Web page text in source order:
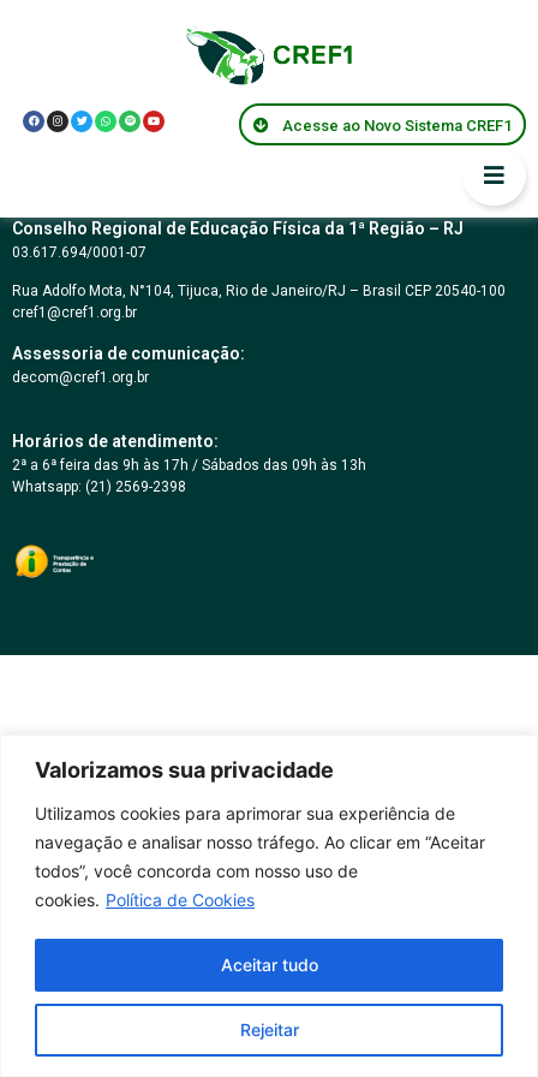
Valorizamos sua privacidade
Utilizamos cookies para aprimorar sua experiência de
navegação e analisar nosso tráfego. Ao clicar em “Aceitar
todos”, você concorda com nosso uso de
cookies. Política de Cookies
Rejeitar
Aceitar tudo
Acesse ao Novo Sistema CREF1
CARTA CONVITE Nº
06/2017
Conselho Regional de Educação Física da 1ª Região – RJ
03.617.694/0001-07
Rua Adolfo Mota, N°104, Tijuca, Rio de Janeiro/RJ – Brasil CEP 20540-100
cref1@cref1.org.br
Assessoria de comunicação:
decom@cref1.org.br
Horários de atendimento:
2ª a 6ª feira das 9h às 17h / Sábados das 09h às 13h
Whatsapp: (21) 2569-2398